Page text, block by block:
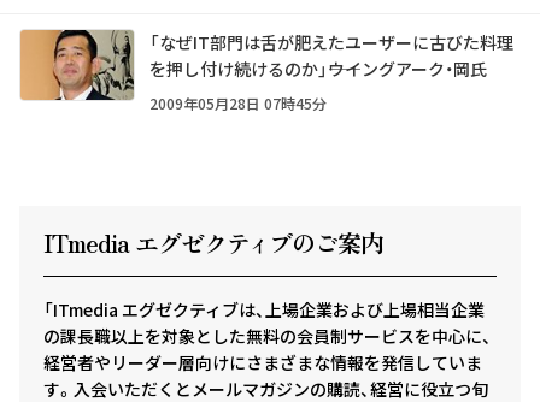
「なぜIT部門は舌が肥えたユーザーに古びた料理
を押し付け続けるのか」――ウイングアーク・岡氏
2009年05月28日 07時45分
ITmedia エグゼクティ ブのご案内
「ITmedia エグゼクティブは、上場企業および上場相当企業
の課長職以上を対象とした無料の会員制サービスを中心に、
経営者やリーダー層向けにさまざまな情報を発信していま
す。入会いただくとメールマガジンの購読、経営に役立つ旬